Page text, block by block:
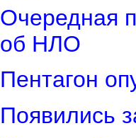
Очередная
об НЛО
Пентагон
Появились